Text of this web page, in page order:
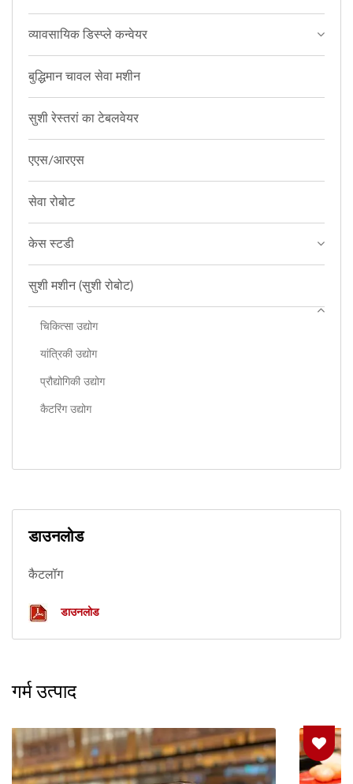
व्यावसायिक डिस्प्ले कन्वेयर
बुद्धिमान चावल सेवा मशीन
सुशी रेस्तरां का टेबलवेयर
एएस/आरएस
सेवा रोबोट
केस स्टडी
सुशी मशीन (सुशी रोबोट)
चिकित्सा उद्योग
यांत्रिकी उद्योग
प्रौद्योगिकी उद्योग
कैटरिंग उद्योग
डाउनलोड
कैटलॉग
डाउनलोड
गर्म उत्पाद